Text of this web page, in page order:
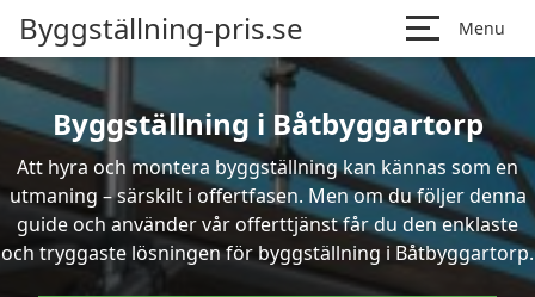
Byggställning-pris.se Menu
Byggställning i Båtbyggartorp
Att hyra och montera byggställning kan kännas som en
utmaning – särskilt i offertfasen. Men om du följer denna
guide och använder vår offerttjänst får du den enklaste
och tryggaste lösningen för byggställning i Båtbyggartorp.